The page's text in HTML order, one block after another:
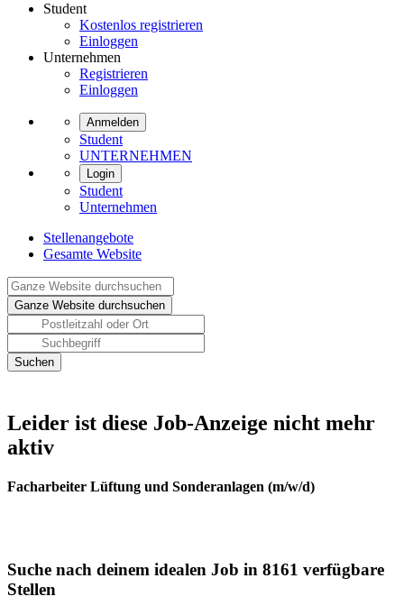
Student
Kostenlos registrieren
Einloggen
Unternehmen
Registrieren
Einloggen
Anmelden
Student
UNTERNEHMEN
Login
Student
Unternehmen
Stellenangebote
Gesamte Website
Leider ist diese Job-Anzeige nicht mehr
aktiv
Facharbeiter Lüftung und Sonderanlagen (m/w/d)
Suche nach deinem idealen Job in 8161 verfügbare
Stellen